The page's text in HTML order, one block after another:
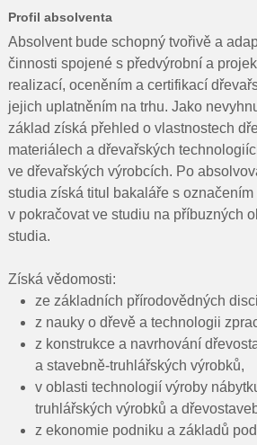
Profil absolventa
Absolvent bude schopný tvořivě a
činnosti spojené s předvýrobní a
realizací, oceněním a certifikací
jejich uplatněním na trhu. Jako
základ získá přehled o vlastnostech
materiálech a dřevařských
ve dřevařských výrobcích. Po
studia získá titul bakaláře s
v pokračovat ve studiu na příbuzných
studia.
Získá vědomosti:
ze základních přírodovědných
z nauky o dřevě a technologii
z konstrukce a navrhování
a stavebně-truhlářských výrobků,
v oblasti technologií výroby
truhlářských výrobků a
z ekonomie podniku a základů